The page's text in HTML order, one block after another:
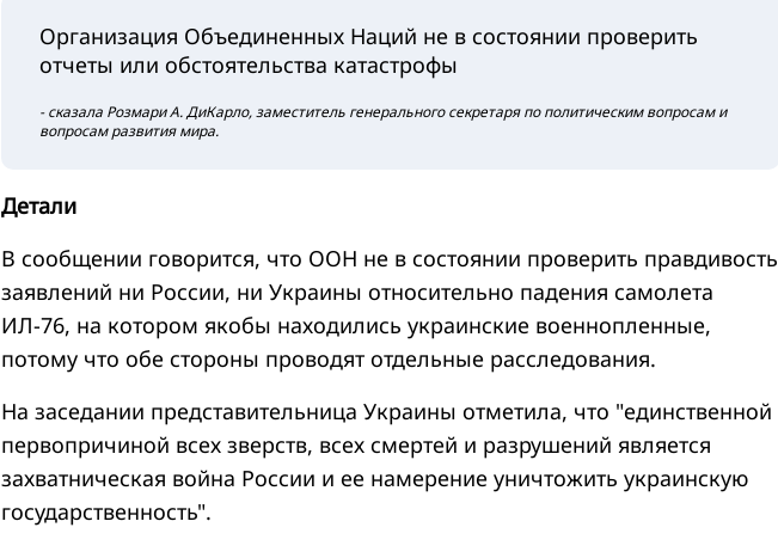
Организация Объединенных Наций не в состоянии проверить
отчеты или обстоятельства катастрофы
- сказала Розмари А. ДиКарло, заместитель генерального секретаря по политическим вопросам и
вопросам развития мира.
Детали
В сообщении говорится, что ООН не в состоянии проверить правдивость
заявлений ни России, ни Украины относительно падения самолета
ИЛ-76, на котором якобы находились украинские военнопленные,
потому что обе стороны проводят отдельные расследования.
На заседании представительница Украины отметила, что "единственной
первопричиной всех зверств, всех смертей и разрушений является
захватническая война России и ее намерение уничтожить украинскую
государственность".